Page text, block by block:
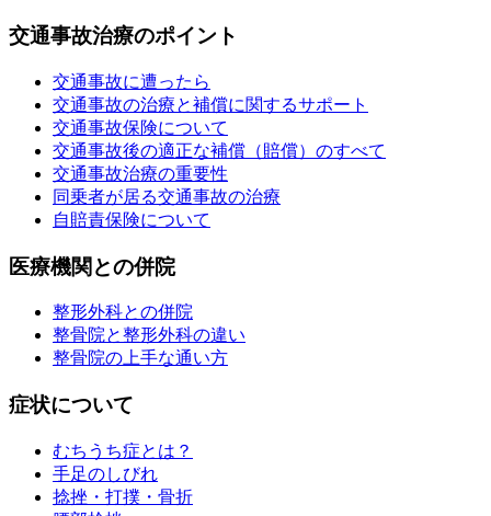
交通事故治療のポイント
交通事故に遭ったら
交通事故の治療と補償に関するサポート
交通事故保険について
交通事故後の適正な補償（賠償）のすべて
交通事故治療の重要性
同乗者が居る交通事故の治療
自賠責保険について
医療機関との併院
整形外科との併院
整骨院と整形外科の違い
整骨院の上手な通い方
症状について
むちうち症とは？
手足のしびれ
捻挫・打撲・骨折